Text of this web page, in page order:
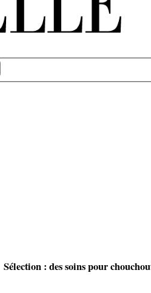
Sélection : des soins pour